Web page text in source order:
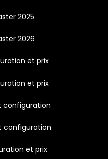
2025
2026
et prix
et prix
configuration
configuration
et prix